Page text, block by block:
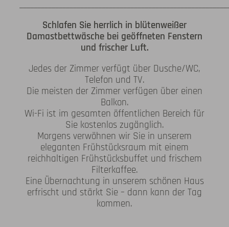
Schlafen Sie herrlich in blütenweißer
Damastbettwäsche bei geöffneten Fenstern
und frischer Luft.
Jedes der Zimmer verfügt über Dusche/WC,
Telefon und TV.
Die meisten der Zimmer verfügen über einen
Balkon.
Wi-Fi ist im gesamten öffentlichen Bereich für
Sie kostenlos zugänglich.
Morgens verwöhnen wir Sie in unserem
eleganten Frühstücksraum mit einem
reichhaltigen Frühstücksbuffet und frischem
Filterkaffee.
Eine Übernachtung in unserem schönen Haus
erfrischt und stärkt Sie – dann kann der Tag
kommen.